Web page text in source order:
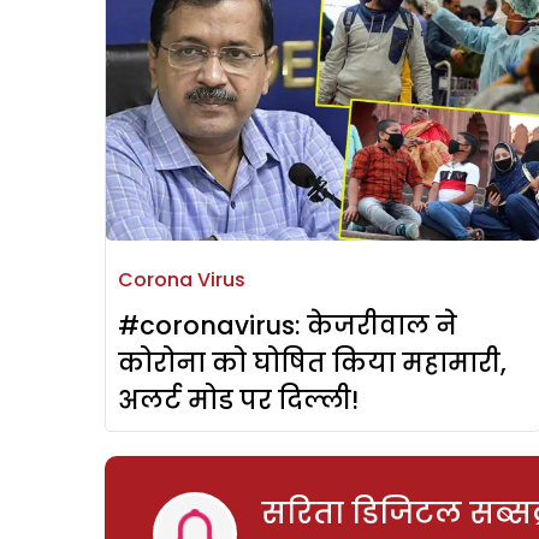
Corona Virus
#coronavirus: केजरीवाल ने
कोरोना को घोषित किया महामारी,
अलर्ट मोड पर दिल्ली!
सरिता डिजिटल